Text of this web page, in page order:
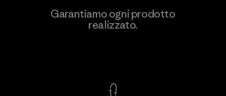
Toyota Tsusho
Garantiamo ogni prodotto
realizzato.